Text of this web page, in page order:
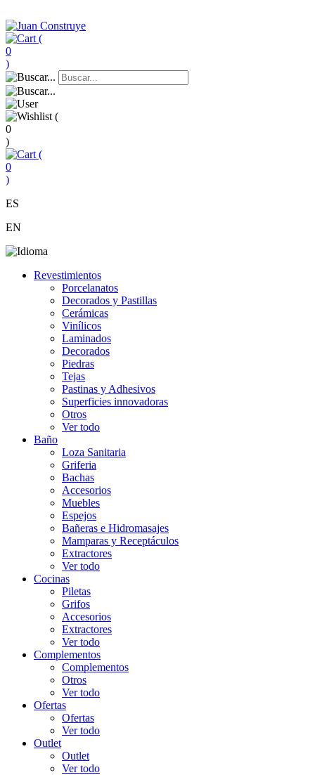
(
0
)
(
0
)
(
0
)
ES
EN
Revestimientos
Porcelanatos
Decorados y Pastillas
Cerámicas
Vinílicos
Laminados
Decorados
Piedras
Tejas
Pastinas y Adhesivos
Superficies innovadoras
Otros
Ver todo
Baño
Loza Sanitaria
Griferia
Bachas
Accesorios
Muebles
Espejos
Bañeras e Hidromasajes
Mamparas y Receptáculos
Extractores
Ver todo
Cocinas
Piletas
Grifos
Accesorios
Extractores
Ver todo
Complementos
Complementos
Otros
Ver todo
Ofertas
Ofertas
Ver todo
Outlet
Outlet
Ver todo